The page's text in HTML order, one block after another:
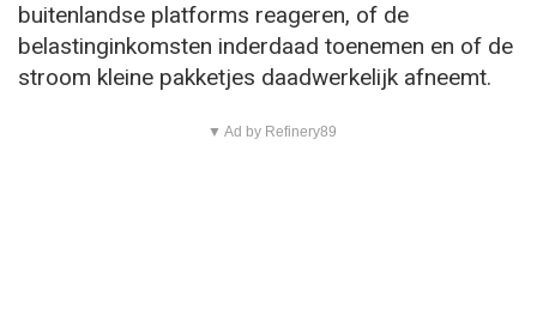
buitenlandse platforms reageren, of de
belastinginkomsten inderdaad toenemen en of de
stroom kleine pakketjes daadwerkelijk afneemt.
▼ Ad by Refinery89